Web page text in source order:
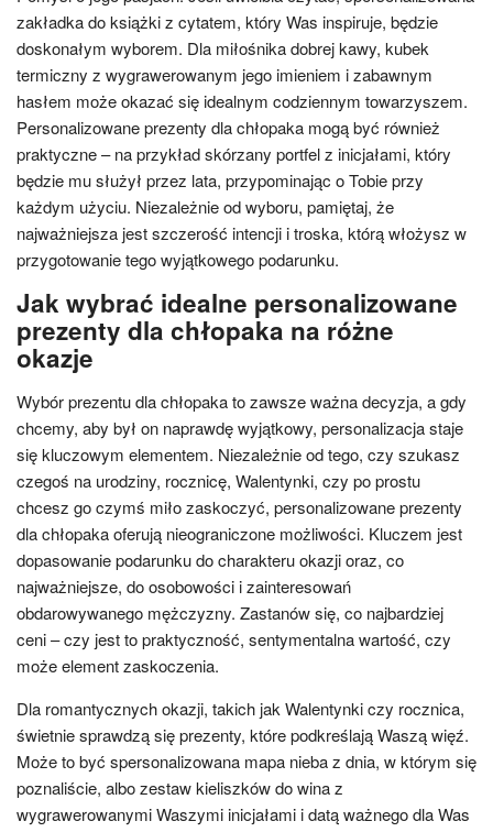
zakładka do książki z cytatem, który Was inspiruje, będzie
doskonałym wyborem. Dla miłośnika dobrej kawy, kubek
termiczny z wygrawerowanym jego imieniem i zabawnym
hasłem może okazać się idealnym codziennym towarzyszem.
Personalizowane prezenty dla chłopaka mogą być również
praktyczne – na przykład skórzany portfel z inicjałami, który
będzie mu służył przez lata, przypominając o Tobie przy
każdym użyciu. Niezależnie od wyboru, pamiętaj, że
najważniejsza jest szczerość intencji i troska, którą włożysz w
przygotowanie tego wyjątkowego podarunku.
Jak wybrać idealne personalizowane
prezenty dla chłopaka na różne
okazje
Wybór prezentu dla chłopaka to zawsze ważna decyzja, a gdy
chcemy, aby był on naprawdę wyjątkowy, personalizacja staje
się kluczowym elementem. Niezależnie od tego, czy szukasz
czegoś na urodziny, rocznicę, Walentynki, czy po prostu
chcesz go czymś miło zaskoczyć, personalizowane prezenty
dla chłopaka oferują nieograniczone możliwości. Kluczem jest
dopasowanie podarunku do charakteru okazji oraz, co
najważniejsze, do osobowości i zainteresowań
obdarowywanego mężczyzny. Zastanów się, co najbardziej
ceni – czy jest to praktyczność, sentymentalna wartość, czy
może element zaskoczenia.
Dla romantycznych okazji, takich jak Walentynki czy rocznica,
świetnie sprawdzą się prezenty, które podkreślają Waszą więź.
Może to być spersonalizowana mapa nieba z dnia, w którym się
poznaliście, albo zestaw kieliszków do wina z
wygrawerowanymi Waszymi inicjałami i datą ważnego dla Was